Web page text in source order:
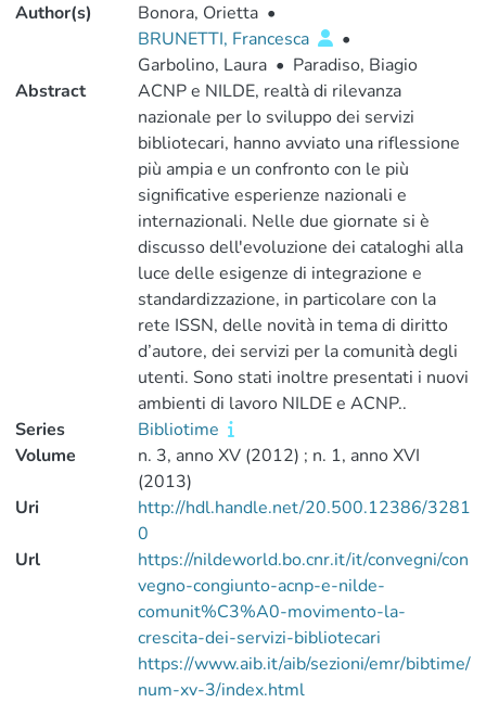
Author(s) Bonora, Orietta •
BRUNETTI, Francesca
•
Garbolino, Laura • Paradiso, Biagio
Abstract
ACNP e NILDE, realtà di rilevanza
nazionale per lo sviluppo dei servizi
bibliotecari, hanno avviato una riflessione
più ampia e un confronto con le più
significative esperienze nazionali e
internazionali. Nelle due giornate si è
discusso dell'evoluzione dei cataloghi alla
luce delle esigenze di integrazione e
standardizzazione, in particolare con la
rete ISSN, delle novità in tema di diritto
d’autore, dei servizi per la comunità degli
utenti. Sono stati inoltre presentati i nuovi
ambienti di lavoro NILDE e ACNP..
Series
Bibliotime
Volume
n. 3, anno XV (2012) ; n. 1, anno XVI
(2013)
Uri
http://hdl.handle.net/20.500.12386/3281
0
Url
https://nildeworld.bo.cnr.it/it/convegni/con
vegno-congiunto-acnp-e-nilde-
comunit%C3%A0-movimento-la-
crescita-dei-servizi-bibliotecari
https://www.aib.it/aib/sezioni/emr/bibtime/
num-xv-3/index.html